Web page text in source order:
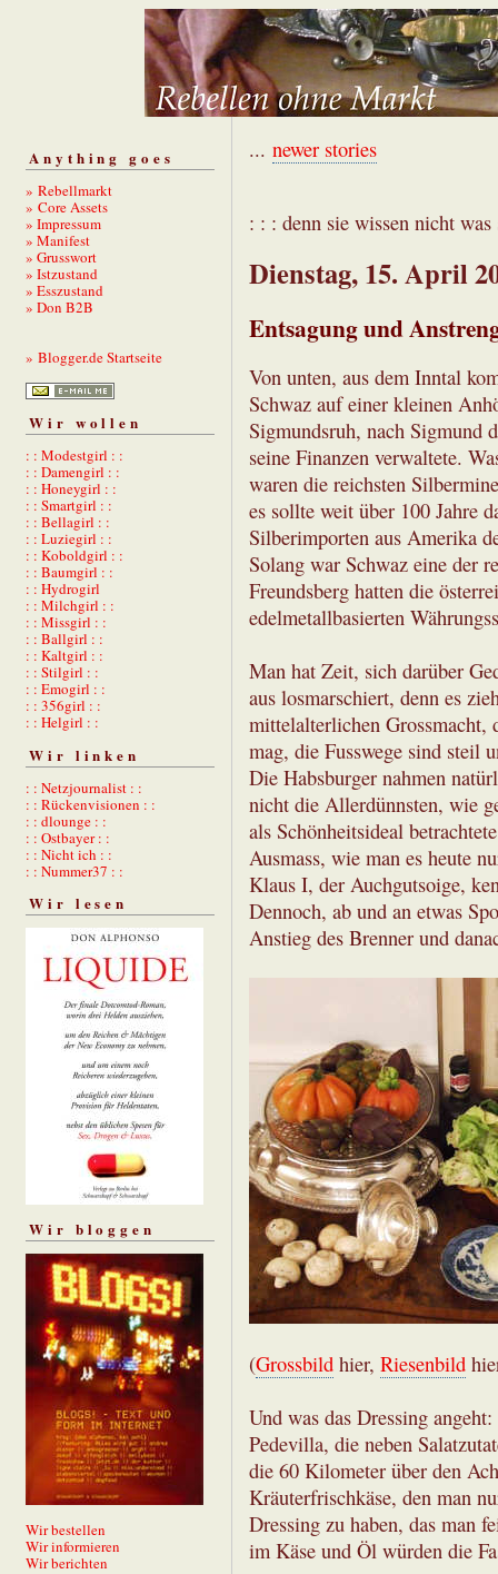
Anything goes
» Rebellmarkt
» Core Assets
» Impressum
» Manifest
» Grusswort
» Istzustand
» Esszustand
» Don B2B
» Blogger.de Startseite
Wir wollen
: : Modestgirl : :
: : Damengirl : :
: : Honeygirl : :
: : Smartgirl : :
: : Bellagirl : :
: : Luziegirl : :
: : Koboldgirl : :
: : Baumgirl : :
: : Hydrogirl
: : Milchgirl : :
: : Missgirl : :
: : Ballgirl : :
: : Kaltgirl : :
: : Stilgirl : :
: : Emogirl : :
: : 356girl : :
: : Helgirl : :
Wir linken
: : Netzjournalist : :
: : Rückenvisionen : :
: : dlounge : :
: : Ostbayer : :
: : Nicht ich : :
: : Nummer37 : :
Wir lesen
Wir bloggen
Wir bestellen
Wir informieren
Wir berichten
... newer stories
: : : denn sie wissen nicht
Dienstag, 15. April
Entsagung und
Von unten, aus dem Inntal
Schwaz auf einer kleinen
Sigmundsruh, nach Sigmund
seine Finanzen verwaltete.
waren die reichsten
es sollte weit über 100 Jahre
Silberimporten aus Amerika
Solang war Schwaz eine der
Freundsberg hatten die
edelmetallbasierten
Man hat Zeit, sich darüber
aus losmarschiert, denn es
mittelalterlichen Grossmacht,
mag, die Fusswege sind steil
Die Habsburger nahmen
nicht die Allerdünnsten, wie
als Schönheitsideal
Ausmass, wie man es heute
Klaus I, der Auchgutsoige,
Dennoch, ab und an etwas
Anstieg des Brenner und
(Grossbild hier, Riesenbild
Und was das Dressing
Pedevilla, die neben
die 60 Kilometer über den
Kräuterfrischkäse, den man
Dressing zu haben, das man
im Käse und Öl würden die